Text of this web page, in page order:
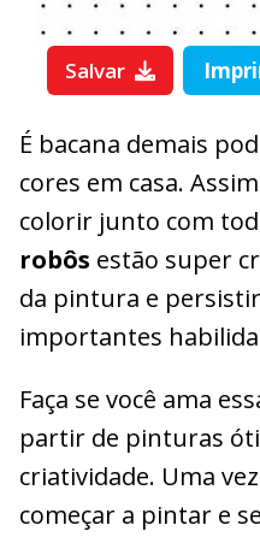
Salvar
É bacana demais
cores em casa.
colorir junto com
robôs estão super
da pintura e
importantes
Faça se você ama
partir de pinturas
criatividade. Uma
começar a pintar e